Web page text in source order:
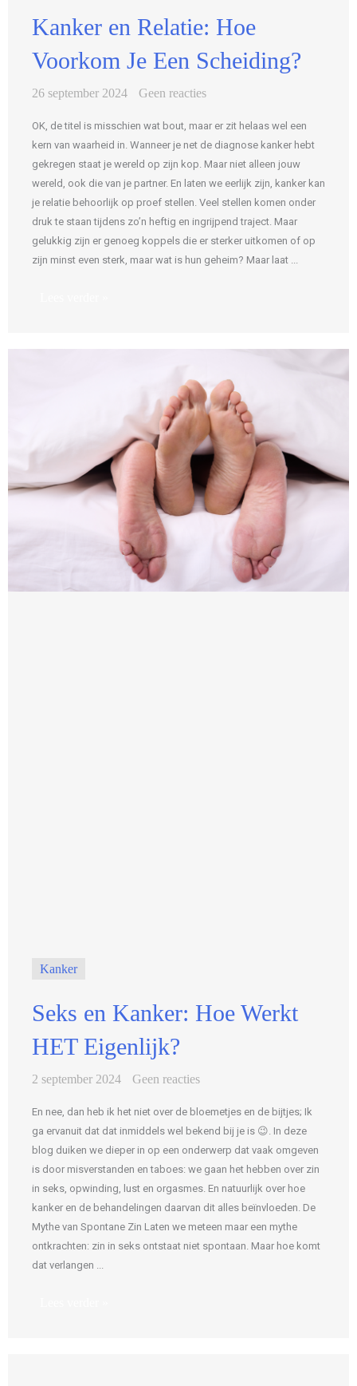
Kanker en Relatie: Hoe
Voorkom Je Een Scheiding?
26 september 2024 Geen reacties
OK, de titel is misschien wat bout, maar er zit helaas wel een
kern van waarheid in. Wanneer je net de diagnose kanker hebt
gekregen staat je wereld op zijn kop. Maar niet alleen jouw
wereld, ook die van je partner. En laten we eerlijk zijn, kanker kan
je relatie behoorlijk op proef stellen. Veel stellen komen onder
druk te staan tijdens zo’n heftig en ingrijpend traject. Maar
gelukkig zijn er genoeg koppels die er sterker uitkomen of op
zijn minst even sterk, maar wat is hun geheim? Maar laat ...
Kanker
Seks en Kanker: Hoe Werkt
HET Eigenlijk?
2 september 2024 Geen reacties
En nee, dan heb ik het niet over de bloemetjes en de bijtjes; Ik
ga ervanuit dat dat inmiddels wel bekend bij je is 😉. In deze
blog duiken we dieper in op een onderwerp dat vaak omgeven
is door misverstanden en taboes: we gaan het hebben over zin
in seks, opwinding, lust en orgasmes. En natuurlijk over hoe
kanker en de behandelingen daarvan dit alles beïnvloeden. De
Mythe van Spontane Zin Laten we meteen maar een mythe
ontkrachten: zin in seks ontstaat niet spontaan. Maar hoe komt
dat verlangen ...